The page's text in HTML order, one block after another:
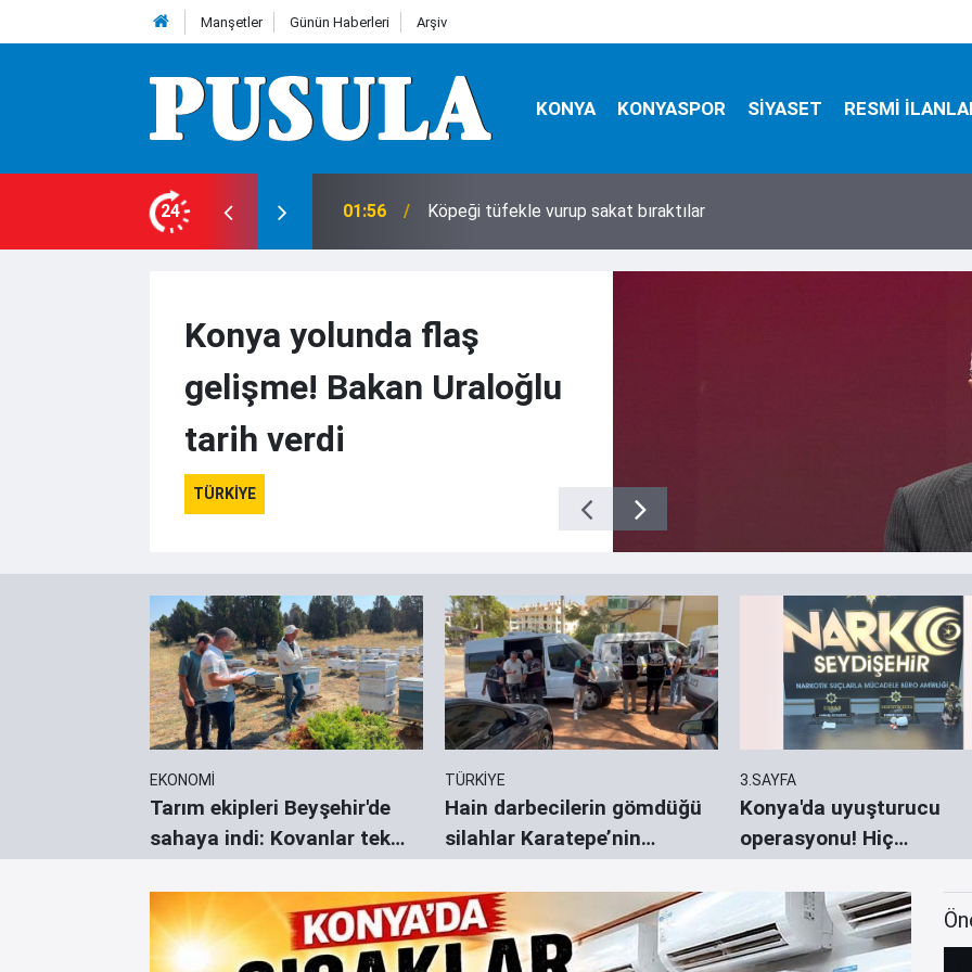
Manşetler Günün Haberleri Arşiv
KONYA KONYASPOR SİYASET RESMİ
24 01:56 Köpeği tüfekle vurup sakat bıraktılar
Konya yolunda flaş
gelişme! Bakan Uraloğlu
tarih verdi
TÜRKİYE
EKONOMİ
Tarım ekipleri Beyşehir'de
sahaya indi: Kovanlar tek
TÜRKİYE
Hain darbecilerin gömdüğü
silahlar Karatepe’nin
3.SAYFA
Konya'da uyuşturucu
operasyonu! Hiç